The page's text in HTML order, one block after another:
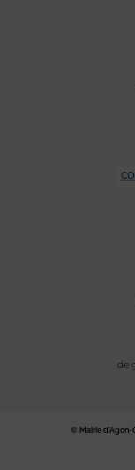
de
© Mairie d'Agon-